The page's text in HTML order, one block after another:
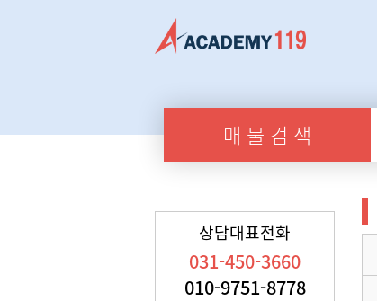
매 물 검 색
상담대표전화
031-450-3660
010-9751-8778